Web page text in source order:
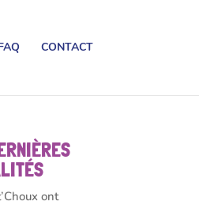
CONTACT
ont